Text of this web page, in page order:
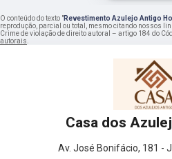
O conteúdo do texto "Revestimento Azulejo Antigo
reprodução, parcial ou total, mesmo citando nossos
Crime de violação de direito autoral – artigo 184 do
autorais
Casa dos
Av. José Bonifácio, 181 -